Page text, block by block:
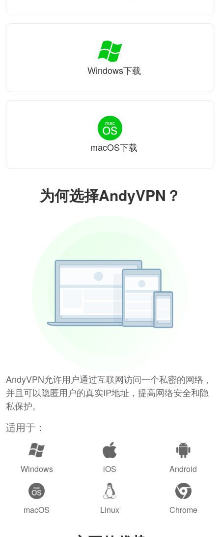
为何选择AndyVPN？
AndyVPN允许用户通过互联网访问一个私密的网络，
并且可以隐匿用户的真实IP地址，提高网络安全和隐
私保护。
适用于：
Windows iOS Android
macOS Linux Chrome
Windows下载
macOS下载